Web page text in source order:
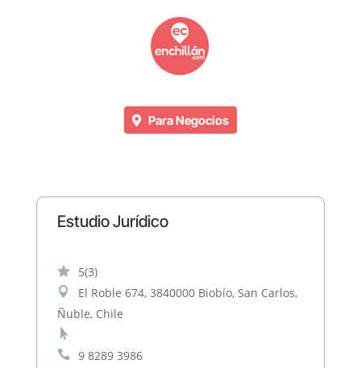
Para Negocios
Estudio Jurídico
 5(3)

El Roble 674, 3840000 Biobío, San Carlos,
Ñuble, Chile


9 8289 3986